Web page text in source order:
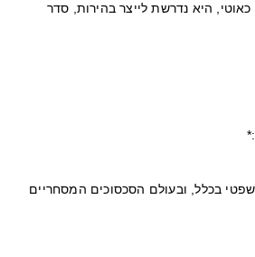
היא נדרשת לייצר בהירות, סדר
בכלל, ובעולם הסכסוכים המסחריים